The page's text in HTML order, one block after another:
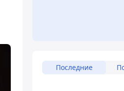
Последние